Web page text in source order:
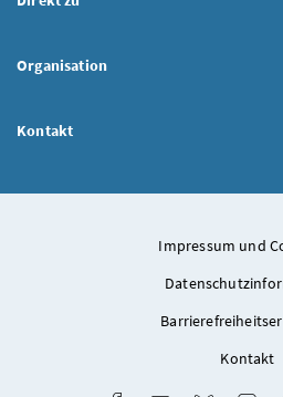
Organisation
Kontakt
Impressum und
Kontakt